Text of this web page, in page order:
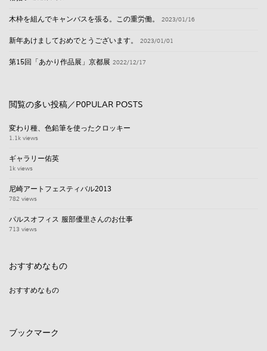
木枠を組んでキャンバスを張る。この重労働。 2023/01/16
新年あけましておめでとうございます。 2023/01/01
第15回「あかり作品展」京都展 2022/12/17
閲覧の多い投稿／P0PULAR POSTS
変わり種、色鉛筆を使ったクロッキー
1.1k views
ギャラリー佑英
1k views
尼崎アートフェスティバル2013
782 views
パルスオフィス 服部優里さんのお仕事
713 views
おすすめなもの
おすすめなもの
ブックマーク